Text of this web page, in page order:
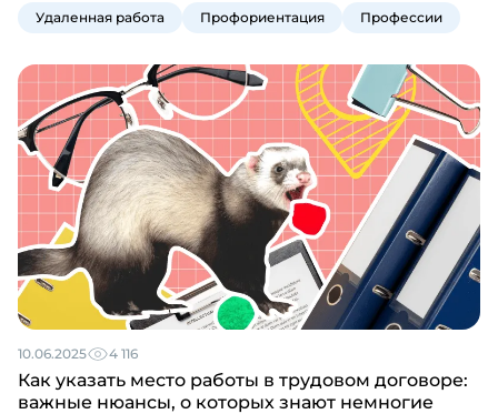
Удаленная работа Профориентация Профессии
10.06.2025 4 116
Как указать место работы в трудовом договоре:
важные нюансы, о которых знают немногие